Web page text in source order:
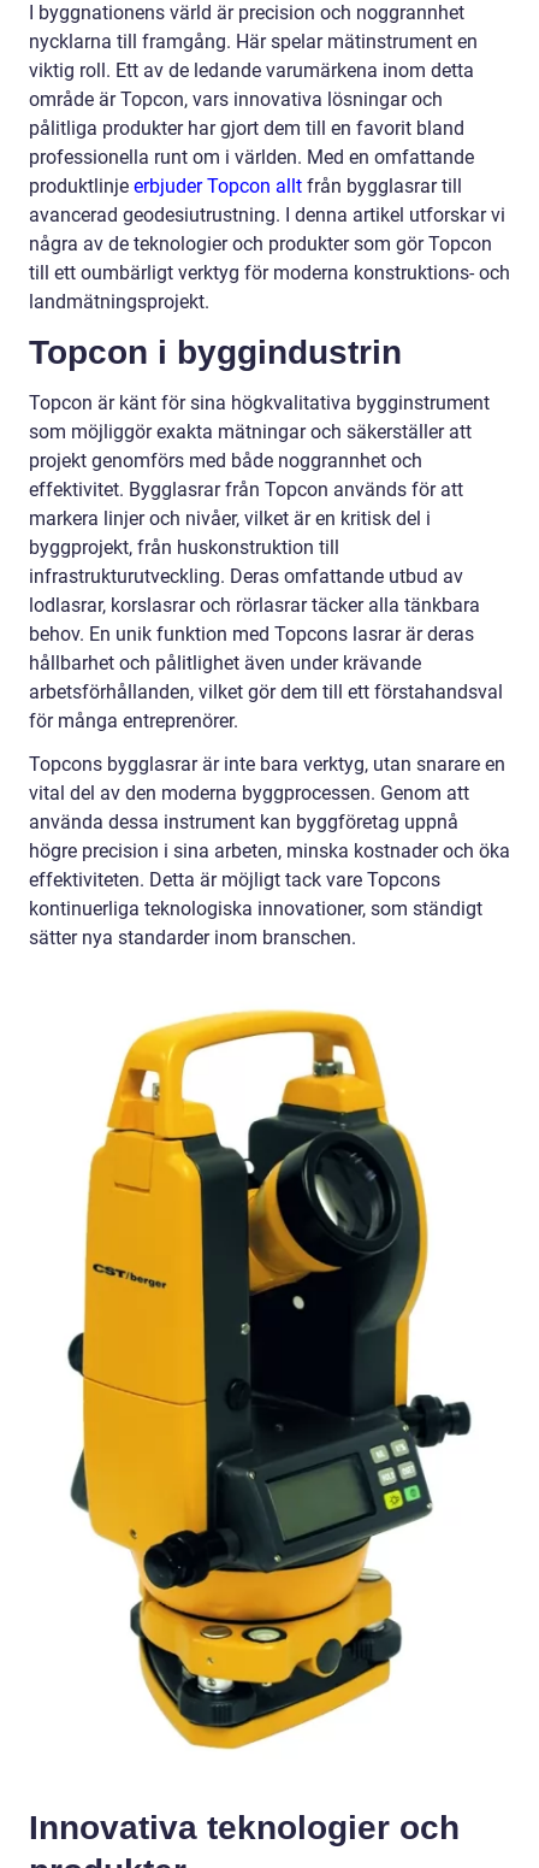
I byggnationens värld är precision och noggrannhet
nycklarna till framgång. Här spelar mätinstrument en
viktig roll. Ett av de ledande varumärkena inom detta
område är Topcon, vars innovativa lösningar och
pålitliga produkter har gjort dem till en favorit bland
professionella runt om i världen. Med en omfattande
produktlinje erbjuder Topcon allt från bygglasrar till
avancerad geodesiutrustning. I denna artikel utforskar vi
några av de teknologier och produkter som gör Topcon
till ett oumbärligt verktyg för moderna konstruktions- och
landmätningsprojekt.
Topcon i byggindustrin
Topcon är känt för sina högkvalitativa bygginstrument
som möjliggör exakta mätningar och säkerställer att
projekt genomförs med både noggrannhet och
effektivitet. Bygglasrar från Topcon används för att
markera linjer och nivåer, vilket är en kritisk del i
byggprojekt, från huskonstruktion till
infrastrukturutveckling. Deras omfattande utbud av
lodlasrar, korslasrar och rörlasrar täcker alla tänkbara
behov. En unik funktion med Topcons lasrar är deras
hållbarhet och pålitlighet även under krävande
arbetsförhållanden, vilket gör dem till ett förstahandsval
för många entreprenörer.
Topcons bygglasrar är inte bara verktyg, utan snarare en
vital del av den moderna byggprocessen. Genom att
använda dessa instrument kan byggföretag uppnå
högre precision i sina arbeten, minska kostnader och öka
effektiviteten. Detta är möjligt tack vare Topcons
kontinuerliga teknologiska innovationer, som ständigt
sätter nya standarder inom branschen.
Innovativa teknologier och